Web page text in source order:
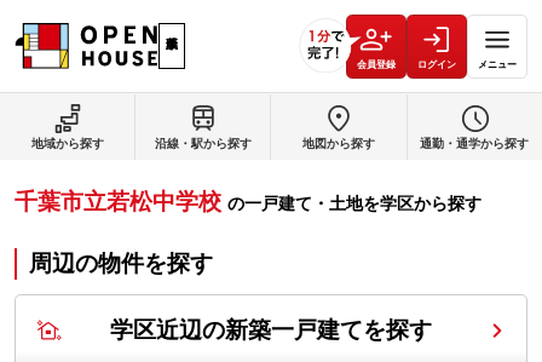
会員登録 ログイン メニュー
地域から探す 沿線・駅から探す 地図から探す 通勤・通学から探す
千葉市立若松中学校 の一戸建て・土地を学区から探す
周辺の物件を探す
学区近辺の新築一戸建てを探す